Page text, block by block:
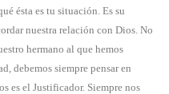
ésta es tu situación. Es su
nuestra relación con Dios. No
hermano al que hemos
debemos siempre pensar en
es el Justificador. Siempre nos